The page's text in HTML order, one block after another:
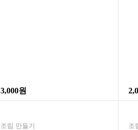
3,000원
조립 만들기 조